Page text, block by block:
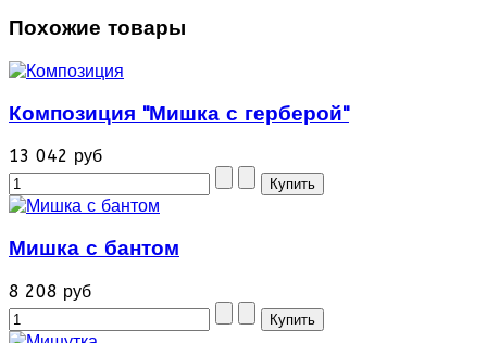
Похожие товары
Композиция "Мишка с герберой"
13 042 руб
Мишка с бантом
8 208 руб